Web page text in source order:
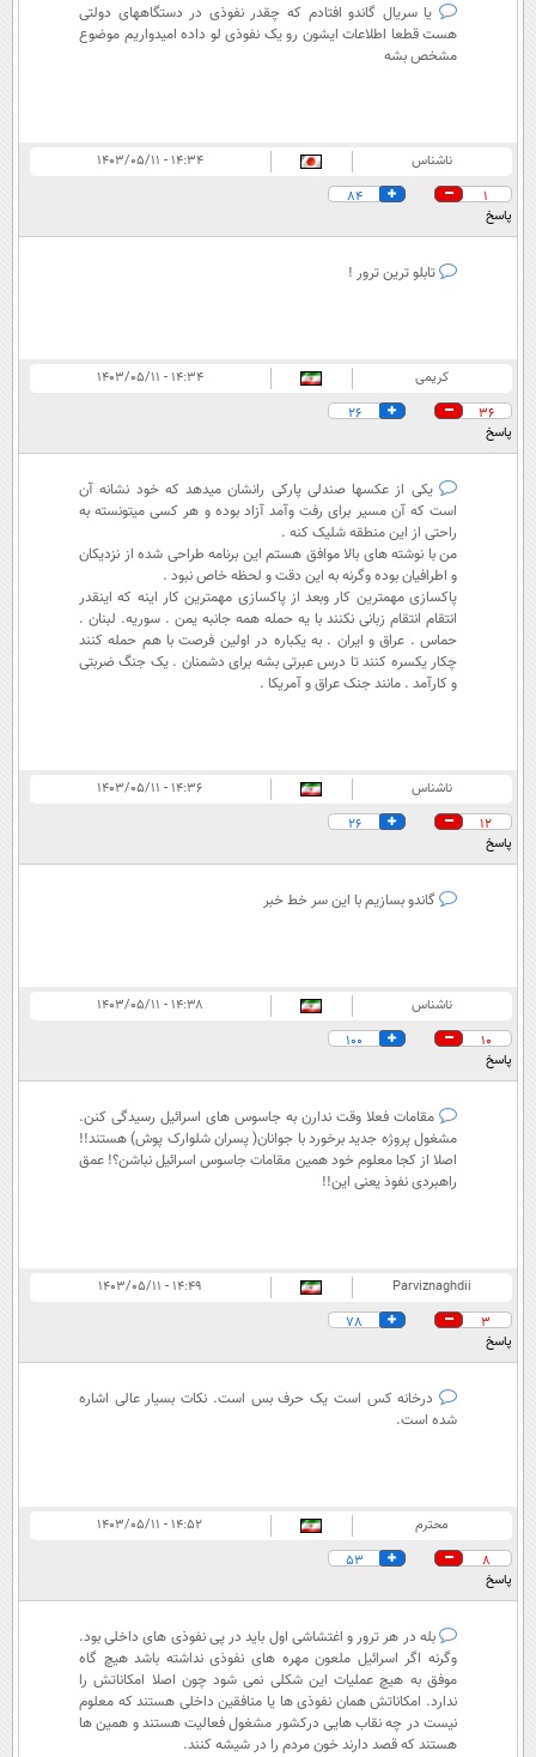
یا سریال گاندو افتادم که چقدر نفوذی در دستگاههای دولتی
هست قطعا اطلاعات ایشون رو یک نفوذی لو داده امیدواریم موضوع
مشخص بشه
ناشناس
۱۴:۳۴ - ۱۴۰۳/۰۵/۱۱
1
84
پاسخ
تابلو ترین ترور !
کریمی
۱۴:۳۴ - ۱۴۰۳/۰۵/۱۱
36
26
پاسخ
یکی از عکسها صندلی پارکی رانشان میدهد که خود نشانه آن
است که آن مسیر برای رفت وآمد آزاد بوده و هر کسی میتونسته به
راحتی از این منطقه شلیک کنه .
من با نوشته های بالا موافق هستم این برنامه طراحی شده از نزدیکان
و اطرافیان بوده وگرنه به این دقت و لحظه خاص نبود .
پاکسازی مهمترین کار وبعد از پاکسازی مهمترین کار اینه که اینقدر
انتقام انتقام زبانی نکنند با یه حمله همه جانبه یمن . سوریه. لبنان .
حماس . عراق و ایران . به یکباره در اولین فرصت با هم حمله کنند
چکار یکسره کنند تا درس عبرتی بشه برای دشمنان . یک جنگ ضربتی
و کارآمد . مانند جنک عراق و آمریکا .
ناشناس
۱۴:۳۶ - ۱۴۰۳/۰۵/۱۱
12
26
پاسخ
گاندو بسازیم با این سر خط خبر
ناشناس
۱۴:۳۸ - ۱۴۰۳/۰۵/۱۱
10
100
پاسخ
مقامات فعلا وقت ندارن به جاسوس های اسرائیل رسیدگی کنن.
مشغول پروژه جدید برخورد با جوانان( پسران شلوارک پوش) هستند!!
اصلا از کجا معلوم خود همین مقامات جاسوس اسرائیل نباشن؟! عمق
راهبردی نفوذ یعنی این!!
Parviznaghdii
۱۴:۴۹ - ۱۴۰۳/۰۵/۱۱
3
78
پاسخ
درخانه کس است یک حرف بس است. نکات بسیار عالی اشاره
شده است.
محترم
۱۴:۵۲ - ۱۴۰۳/۰۵/۱۱
8
53
پاسخ
بله در هر ترور و اغتشاشی اول باید در پی نفوذی های داخلی بود.
وگرنه اگر اسرائیل ملعون مهره های نفوذی نداشته باشد هیچ گاه
موفق به هیچ عملیات این شکلی نمی شود چون اصلا امکاناتش را
ندارد. امکاناتش همان نفوذی ها یا منافقین داخلی هستند که معلوم
نیست در چه نقاب هایی درکشور مشغول فعالیت هستند و همین ها
هستند که قصد دارند خون مردم را در شیشه کنند.